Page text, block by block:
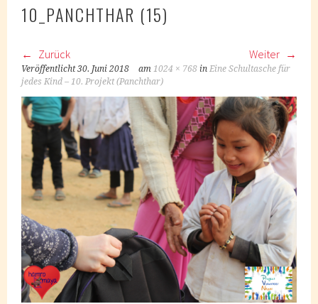
10_PANCHTHAR (15)
Zurück Weiter
Veröffentlicht30. Juni 2018 am1024 × 768 inEine Schultasche für
jedes Kind – 10. Projekt (Panchthar)